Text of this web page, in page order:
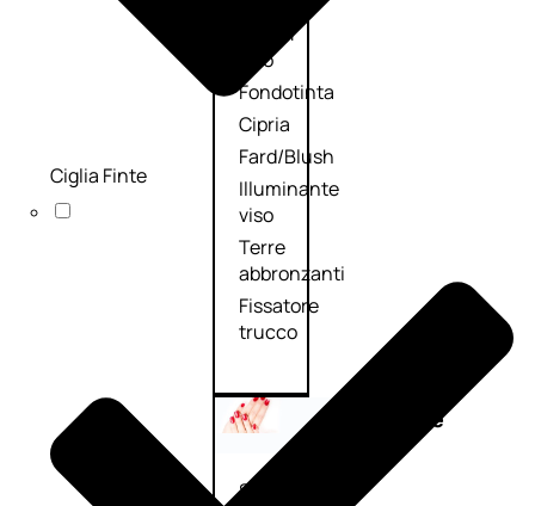
Primer
viso
Fondotinta
Cipria
Fard/Blush
Illuminante
viso
Terre
abbronzanti
Fissatore
trucco
Unghie
Smalto
Ciglia Finte